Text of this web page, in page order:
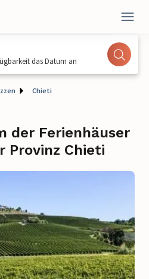
das Datum an
Chieti
der Ferienhäuser
Provinz Chieti